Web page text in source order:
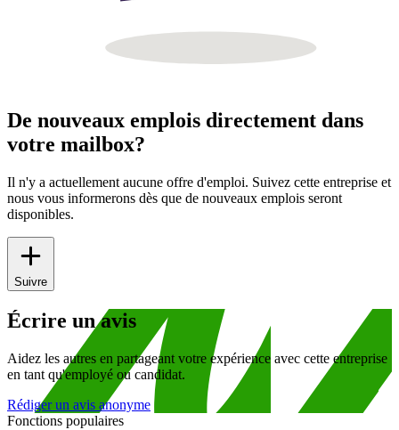
De nouveaux emplois directement dans
votre mailbox?
Il n'y a actuellement aucune offre d'emploi. Suivez cette entreprise et
nous vous informerons dès que de nouveaux emplois seront
disponibles.
Suivre
Écrire un avis
Aidez les autres en partageant votre expérience avec cette entreprise
en tant qu'employé ou candidat.
Rédiger un avis anonyme
Fonctions populaires